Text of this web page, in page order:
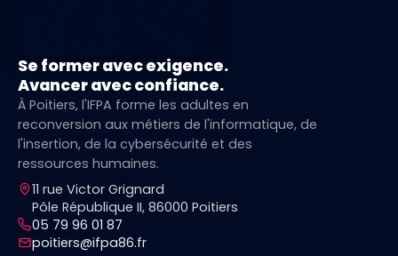
Se former avec exigence.
Avancer avec confiance.
À Poitiers, l'IFPA forme les adultes en
reconversion aux métiers de l'informatique, de
l'insertion, de la cybersécurité et des
ressources humaines.
11 rue Victor Grignard
Pôle République II, 86000 Poitiers
05 79 96 01 87
poitiers@ifpa86.fr